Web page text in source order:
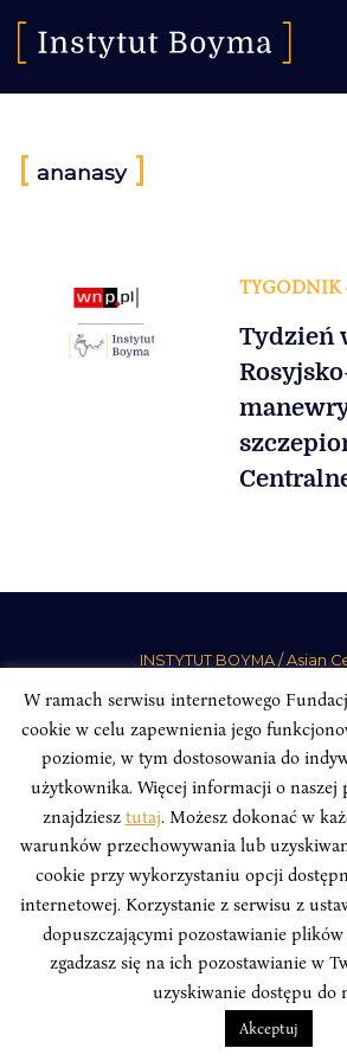
[ ananasy]
TYGODNIK
Tydzień
INSTYTUT BOYMA / Asian
Odwiedź nas w mediach
INSTYTUT BOYMA. WSZELKIE PRAWA
Prywatności Serwisu
Polityka
designBeata Świerczyńska,
W ramach serwisu internetowego
cookie w celu zapewnienia jego
poziomie, w tym dostosowania do
użytkownika. Więcej informacji o naszej
znajdziesz tutaj. Możesz dokonać w
warunków przechowywania lub
cookie przy wykorzystaniu opcji
internetowej. Korzystanie z serwisu z
dopuszczającymi pozostawianie plików
zgadzasz się na ich pozostawianie w
uzyskiwanie dostępu do
Akceptuj